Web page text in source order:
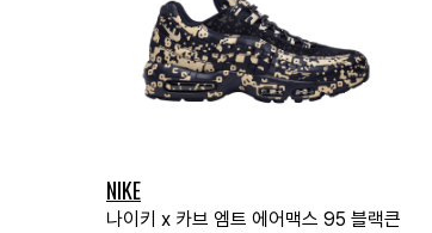
NIKE
나이키 x 카브 엠트 에어맥스 95 블랙큰